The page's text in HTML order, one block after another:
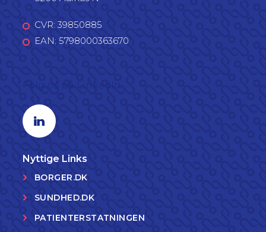
CVR: 39850885
EAN: 5798000363670
Linkedin profil
Nyttige Links
BORGER.DK
SUNDHED.DK
PATIENTERSTATNINGEN